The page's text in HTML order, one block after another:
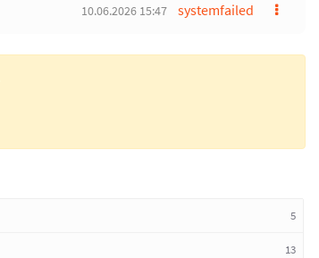
systemfailed
10.06.2026 15:47
5
13